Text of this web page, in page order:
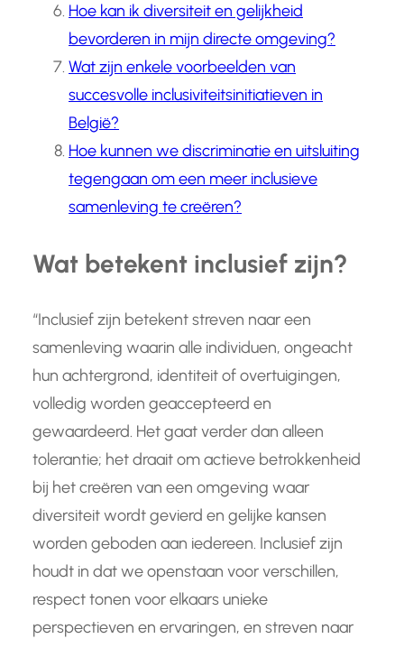
Hoe kan ik diversiteit en gelijkheid
bevorderen in mijn directe omgeving?
Wat zijn enkele voorbeelden van
succesvolle inclusiviteitsinitiatieven in
België?
Hoe kunnen we discriminatie en uitsluiting
tegengaan om een meer inclusieve
samenleving te creëren?
Wat betekent inclusief zijn?
“Inclusief zijn betekent streven naar een
samenleving waarin alle individuen, ongeacht
hun achtergrond, identiteit of overtuigingen,
volledig worden geaccepteerd en
gewaardeerd. Het gaat verder dan alleen
tolerantie; het draait om actieve betrokkenheid
bij het creëren van een omgeving waar
diversiteit wordt gevierd en gelijke kansen
worden geboden aan iedereen. Inclusief zijn
houdt in dat we openstaan voor verschillen,
respect tonen voor elkaars unieke
perspectieven en ervaringen, en streven naar